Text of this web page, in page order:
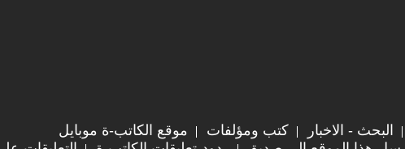
البحث - الاخبار كتب ومؤلفات
موقع الكاتب-ة موبايل